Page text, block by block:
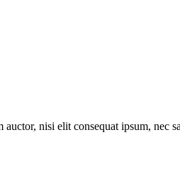
nisi elit consequat ipsum, nec